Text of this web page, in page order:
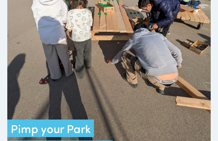
Pimp your Park